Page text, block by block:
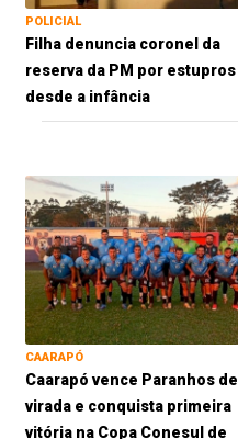
POLICIAL
Filha denuncia coronel da
reserva da PM por estupros
desde a infância
CAARAPÓ
Caarapó vence Paranhos de
virada e conquista primeira
vitória na Copa Conesul de